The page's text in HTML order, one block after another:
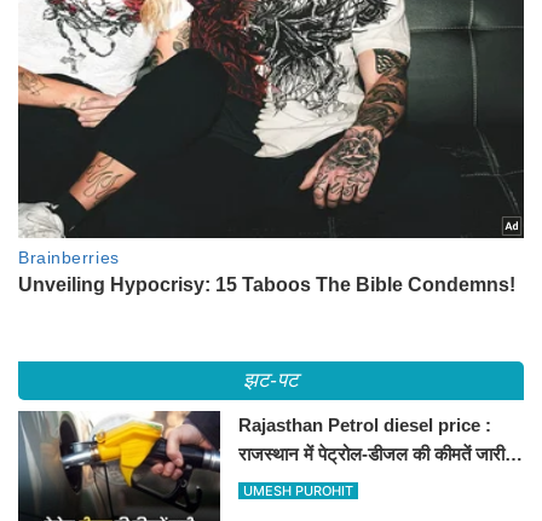
झट-पट
Rajasthan Petrol diesel price :
राजस्थान में पेट्रोल-डीजल की कीमतें जारी,
जानिए बीकानेर समेत पुरे प्रदेश में नए रेट
UMESH PUROHIT